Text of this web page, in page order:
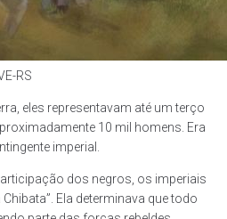
RS
eles representavam até um terço
10 mil homens. Era
imperial.
dos negros, os imperiais
Ela determinava que todo